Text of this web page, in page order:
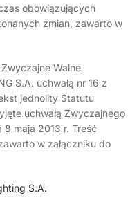
obowiązujących
zmian, zawarto w
Walne
S.A. uchwałą nr 16 z
jednolity Statutu
uchwałą Zwyczajnego
8 maja 2013 r. Treść
w załączniku do
S.A.